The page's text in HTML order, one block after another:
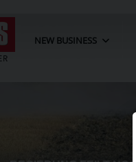
NEW BUSINESS